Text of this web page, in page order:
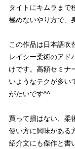
タイトにキムラまで
極めないやり方で、
この作品は日本語吹
レイシー柔術のアド
けです。高額セミナ
いようなテクが多い
がたいです^^
買って損はない、柔
使い方に興味がある
紹介文にも傑作と書